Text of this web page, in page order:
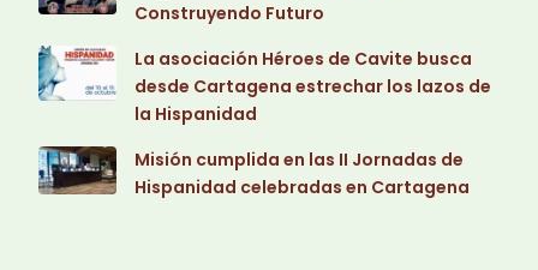
Construyendo Futuro
La asociación Héroes de Cavite busca
desde Cartagena estrechar los lazos de
la Hispanidad
Misión cumplida en las II Jornadas de
Hispanidad celebradas en Cartagena